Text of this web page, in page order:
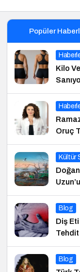
Popüler
Kilo
Oruç
Kültür
Blog
Diş Eti
Blog